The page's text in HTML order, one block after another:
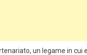
un legame in